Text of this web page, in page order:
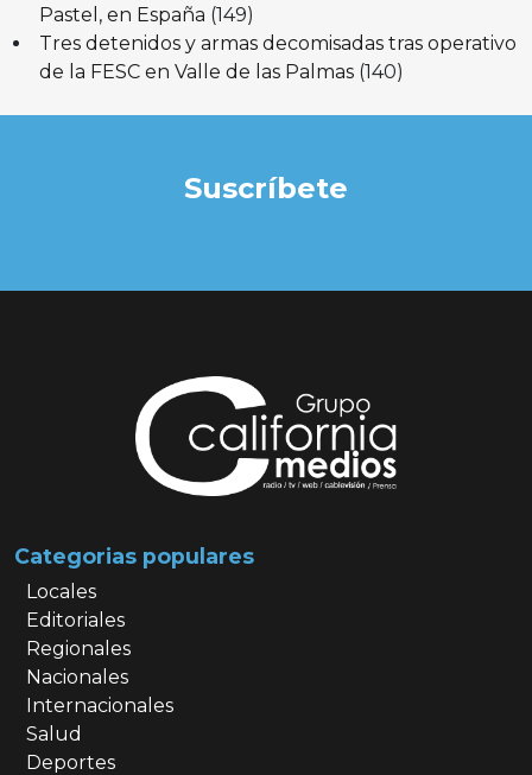
Pastel, en España (149)
Tres detenidos y armas decomisadas tras operativo
de la FESC en Valle de las Palmas (140)
Suscríbete
Categorias populares
Locales
Editoriales
Regionales
Nacionales
Internacionales
Salud
Deportes